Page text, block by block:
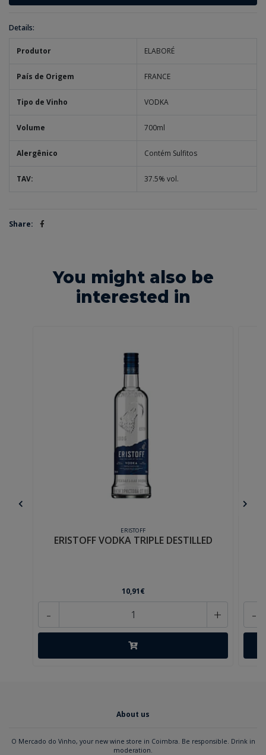
Details:
Produtor ELABORÉ
País de Origem FRANCE
Tipo de Vinho VODKA
Volume 700ml
Alergênico Contém Sulfitos
TAV: 37.5% vol.
Share:
You might also be
interested in
ERISTOFF
ERISTOFF VODKA TRIPLE DESTILLED
10,91€
+
- -
About us
O Mercado do Vinho, your new wine store in Coimbra. Be responsible. Drink in
moderation.